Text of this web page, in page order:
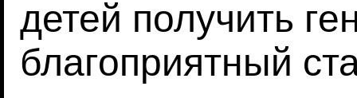
детей получить
благоприятный